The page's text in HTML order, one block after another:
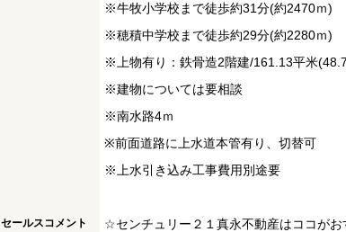
セールスコメント
※牛牧小学校まで徒歩約31分(約2470ｍ)
※穂積中学校まで徒歩約29分(約2280ｍ)
※上物有り：鉄骨造2階建/161.13平米
※建物については要相談
※南水路4ｍ
※前面道路に上水道本管有り、切替可
※上水引き込み工事費用別途要
☆センチュリー２１真永不動産はココが